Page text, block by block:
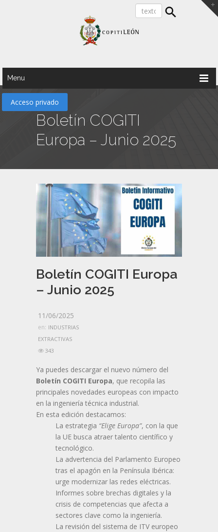
Menu
Acceso privado
Boletín COGITI
Europa – Junio 2025
Boletín COGITI Europa
– Junio 2025
11/06/2025
en: INDUSTRIAS
EXTRACTIVAS
343
Ya puedes descargar el nuevo número del
Boletín COGITI Europa, que recopila las
principales novedades europeas con impacto
en la ingeniería técnica industrial.
En esta edición destacamos:
La estrategia “Elige Europa”, con la que
la UE busca atraer talento científico y
tecnológico.
La advertencia del Parlamento Europeo
tras el apagón en la Península Ibérica:
urge modernizar las redes eléctricas.
Informes sobre brechas digitales y la
crisis de competencias que afecta a
sectores clave como la ingeniería.
La revisión del sistema de ITV europeo